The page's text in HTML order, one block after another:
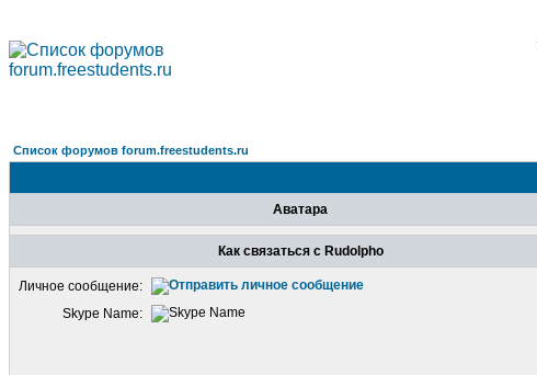
Список форумов forum.freestudents.ru
Аватара
Как связаться с Rudolpho
Личное сообщение:
Skype Name: